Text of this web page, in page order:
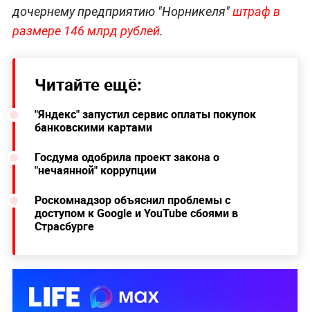
дочернему предприятию "Норникеля"штраф в
размере 146 млрд рублей.
Читайте ещё:
"Яндекс" запустил сервис оплаты покупок
банковскими картами
Госдума одобрила проект закона о
"нечаянной" коррупции
Роскомнадзор объяснил проблемы с
доступом к Google и YouTube сбоями в
Страсбурге